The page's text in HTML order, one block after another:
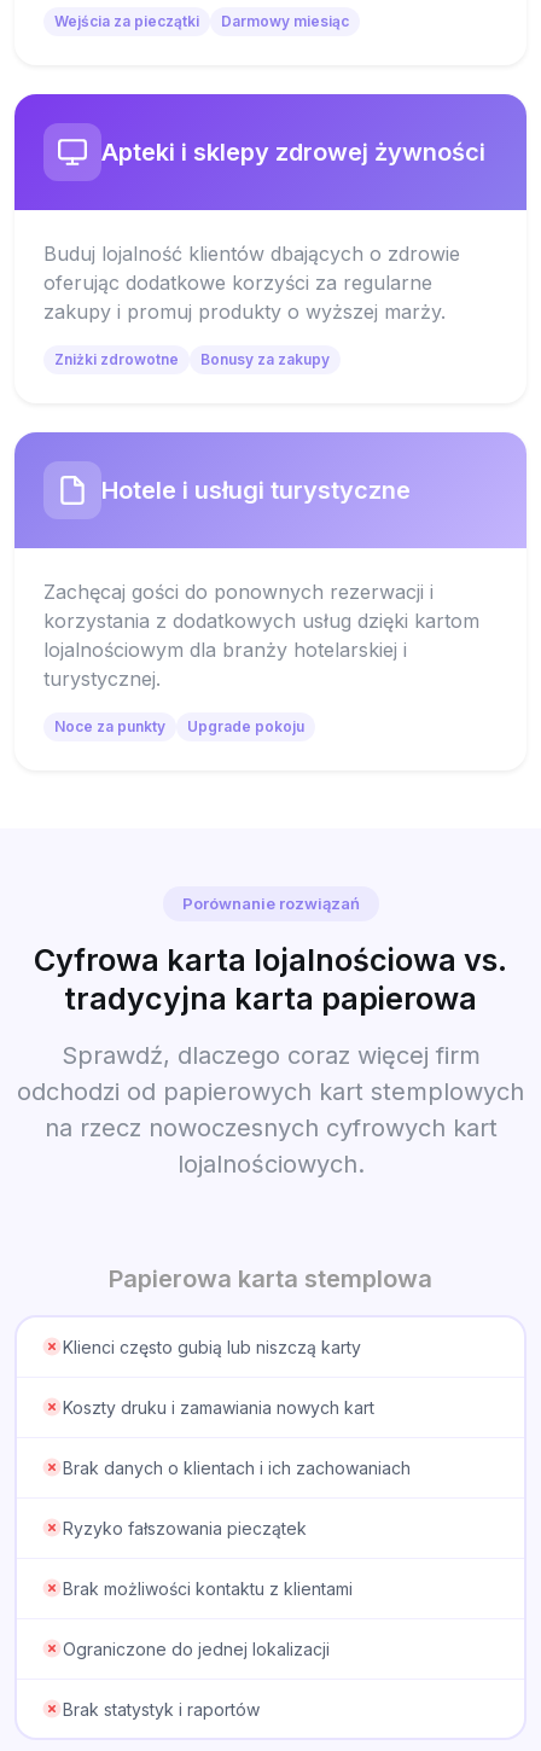
Wejścia za pieczątki Darmowy miesiąc
Apteki i sklepy zdrowej żywności
Buduj lojalność klientów dbających o zdrowie
oferując dodatkowe korzyści za regularne
zakupy i promuj produkty o wyższej marży.
Zniżki zdrowotne Bonusy za zakupy
Hotele i usługi turystyczne
Zachęcaj gości do ponownych rezerwacji i
korzystania z dodatkowych usług dzięki kartom
lojalnościowym dla branży hotelarskiej i
turystycznej.
Noce za punkty Upgrade pokoju
Porównanie rozwiązań
Cyfrowa karta lojalnościowa vs.
tradycyjna karta papierowa
Sprawdź, dlaczego coraz więcej firm
odchodzi od papierowych kart stemplowych
na rzecz nowoczesnych cyfrowych kart
lojalnościowych.
Papierowa karta stemplowa
Klienci często gubią lub niszczą karty
Koszty druku i zamawiania nowych kart
Brak danych o klientach i ich zachowaniach
Ryzyko fałszowania pieczątek
Brak możliwości kontaktu z klientami
Ograniczone do jednej lokalizacji
Brak statystyk i raportów